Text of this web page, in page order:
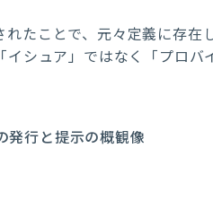
たことで、元々定義に存在
シュア」ではなく「プロバ
発行と提示の概観像